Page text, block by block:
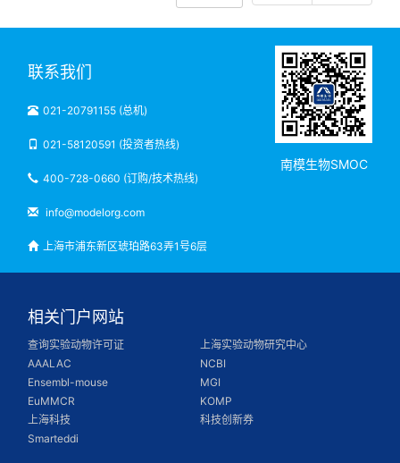
联系我们
021-20791155 (总机)
021-58120591 (投资者热线)
400-728-0660 (订购/技术热线)
info@modelorg.com
上海市浦东新区琥珀路63弄1号6层
南模生物SMOC
相关门户网站
查询实验动物许可证
上海实验动物研究中心
AAALAC
NCBI
Ensembl-mouse
MGI
EuMMCR
KOMP
上海科技
科技创新券
Smarteddi